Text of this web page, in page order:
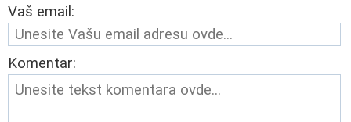
Vaš email:
Komentar: